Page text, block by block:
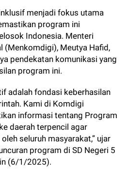
menjadi fokus utama
program ini
Indonesia. Menteri
(Menkomdigi), Meutya Hafid,
pendekatan komunikasi yang
program ini.
adalah fondasi keberhasilan
Kami di Komdigi
informasi tentang Program
daerah terpencil agar
seluruh masyarakat,” ujar
program di SD Negeri 5
(6/1/2025).